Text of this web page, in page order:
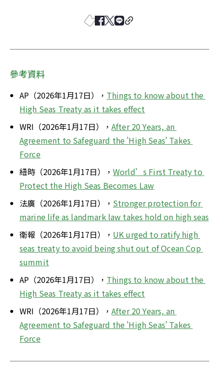
參考資料
AP（2026年1月17日）， Things to know about the
High Seas Treaty as it takes effect
WRI（2026年1月17日）， After 20 Years, an
Agreement to Safeguard the 'High Seas' Takes
Force
紐時（2026年1月17日）， World’s First Treaty to
Protect the High Seas Becomes Law
法廣（2026年1月17日）， Stronger protection for
marine life as landmark law takes hold on high seas
衛報（2026年1月17日）， UK urged to ratify high
seas treaty to avoid being shut out of Ocean Cop
summit
AP（2026年1月17日）， Things to know about the
High Seas Treaty as it takes effect
WRI（2026年1月17日）， After 20 Years, an
Agreement to Safeguard the 'High Seas' Takes
Force